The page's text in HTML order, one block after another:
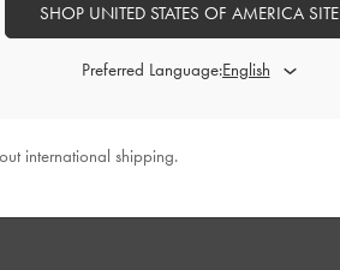
ラットフォーム メリージェーンパンプス-ブ
クボックス
SHOP UNITED STATES OF AMERICA SITE
Preferred Language:
international shipping.